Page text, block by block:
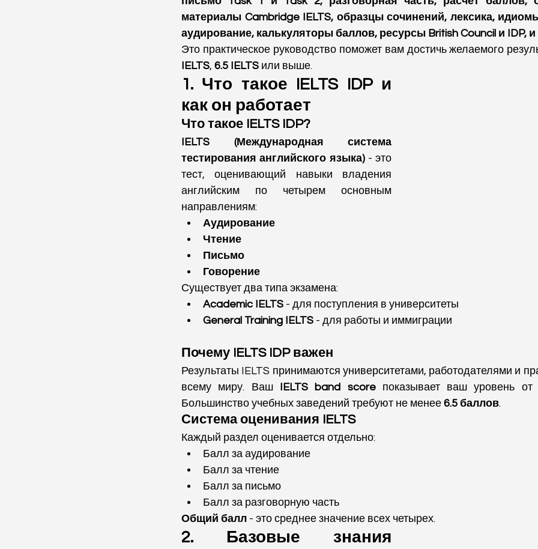
материалы Cambridge IELTS, образцы сочинений, лексика,
аудирование, калькуляторы баллов, ресурсы British Council и IDP,
Это практическое руководство поможет вам достичь желаемого
IELTS, 6.5 IELTS или выше.
1. Что такое IELTS IDP и
как он работает
Что такое IELTS IDP?
IELTS (Международная система
тестирования английского языка) - это
тест, оценивающий навыки владения
английским по четырем основным
направлениям:
Аудирование
Чтение
Письмо
Говорение
Существует два типа экзамена:
Academic IELTS - для поступления в университеты
General Training IELTS - для работы и иммиграции
Почему IELTS IDP важен
Результаты IELTS принимаются университетами, работодателями и
всему миру. Ваш
IELTS band score показывает ваш уровень
Большинство учебных заведений требуют не менее 6.5 баллов.
Система оценивания IELTS
Каждый раздел оценивается отдельно:
Балл за аудирование
Балл за чтение
Балл за письмо
Балл за разговорную часть
Общий балл - это среднее значение всех четырех.
2. Базовые знания